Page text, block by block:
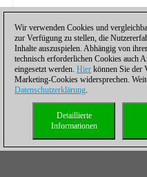
Wir verwenden Cookies und
zur Verfügung zu stellen, die
Inhalte auszuspielen. Abhängig von
technisch erforderlichen Cookies auch
eingesetzt werden. Hier können Sie der
Marketing-Cookies widersprechen.
Datenschutzerklärung.
Detaillierte
Informationen